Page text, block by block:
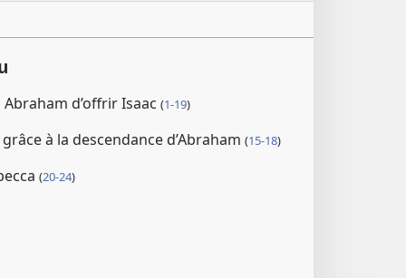
d’offrir Isaac (1-19)
à la descendance d’Abraham (15-18)
(20-24)